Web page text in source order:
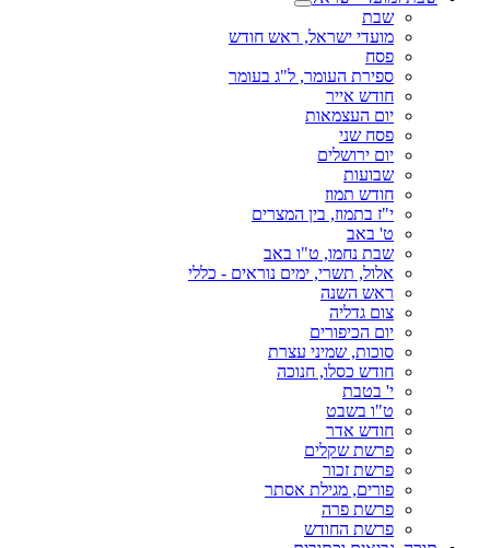
שבת
מועדי ישראל, ראש חודש
פסח
ספירת העומר, ל"ג בעומר
חודש אייר
יום העצמאות
פסח שני
יום ירושלים
שבועות
חודש תמוז
י"ז בתמוז, בין המצרים
ט' באב
שבת נחמו, ט"ו באב
אלול, תשרי, ימים נוראים - כללי
ראש השנה
צום גדליה
יום הכיפורים
סוכות, שמיני עצרת
חודש כסלו, חנוכה
י' בטבת
ט"ו בשבט
חודש אדר
פרשת שקלים
פרשת זכור
פורים, מגילת אסתר
פרשת פרה
פרשת החודש